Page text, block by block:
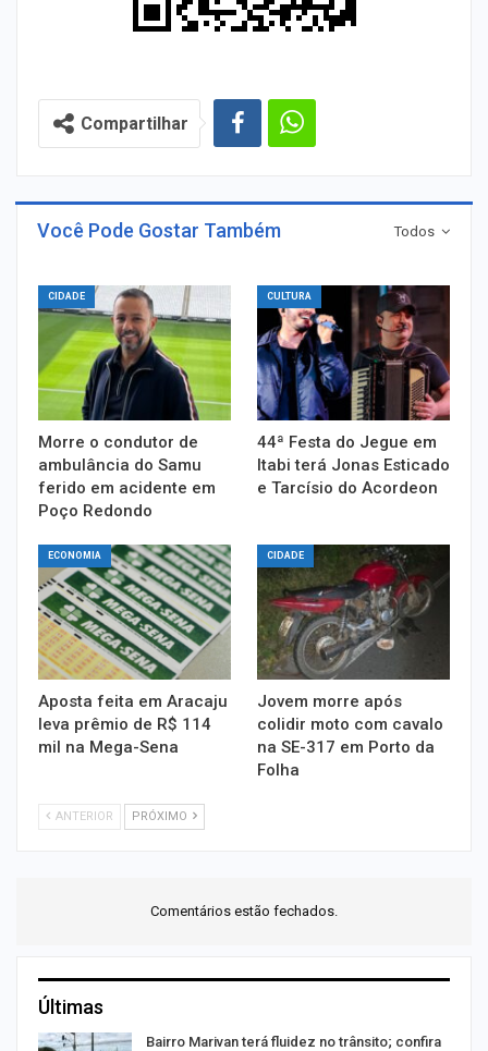
Compartilhar
Todos
Você Pode Gostar Também
CIDADE
Morre o condutor de
ambulância do Samu
ferido em acidente em
Poço Redondo
CULTURA
44ª Festa do Jegue em
Itabi terá Jonas Esticado
e Tarcísio do Acordeon
ECONOMIA
Aposta feita em Aracaju
leva prêmio de R$ 114
mil na Mega-Sena
CIDADE
Jovem morre após
colidir moto com cavalo
na SE-317 em Porto da
Folha
ANTERIOR PRÓXIMO
Comentários estão fechados.
Últimas
Bairro Marivan terá fluidez no trânsito; confira